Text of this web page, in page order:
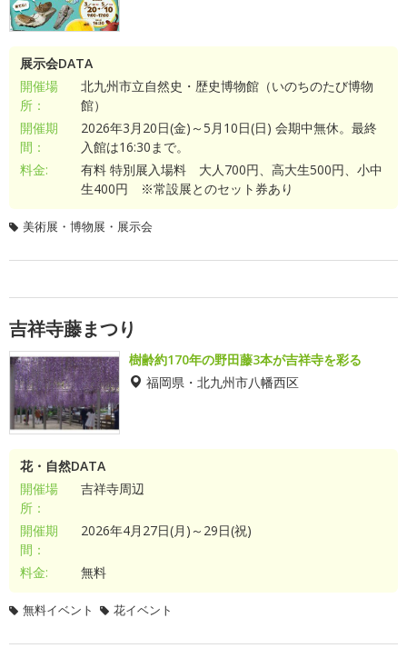
展示会DATA
開催場
所：
北九州市立自然史・歴史博物館（いのちのたび博物
館）
開催期
間：
2026年3月20日(金)～5月10日(日) 会期中無休。最終
入館は16:30まで。
料金:
有料 特別展入場料 大人700円、高大生500円、小中
生400円 ※常設展とのセット券あり
美術展・博物展・展示会
吉祥寺藤まつり
樹齢約170年の野田藤3本が吉祥寺を彩る
福岡県・北九州市八幡西区
花・自然DATA
開催場
所：
吉祥寺周辺
開催期
間：
2026年4月27日(月)～29日(祝)
料金: 無料
無料イベント 花イベント